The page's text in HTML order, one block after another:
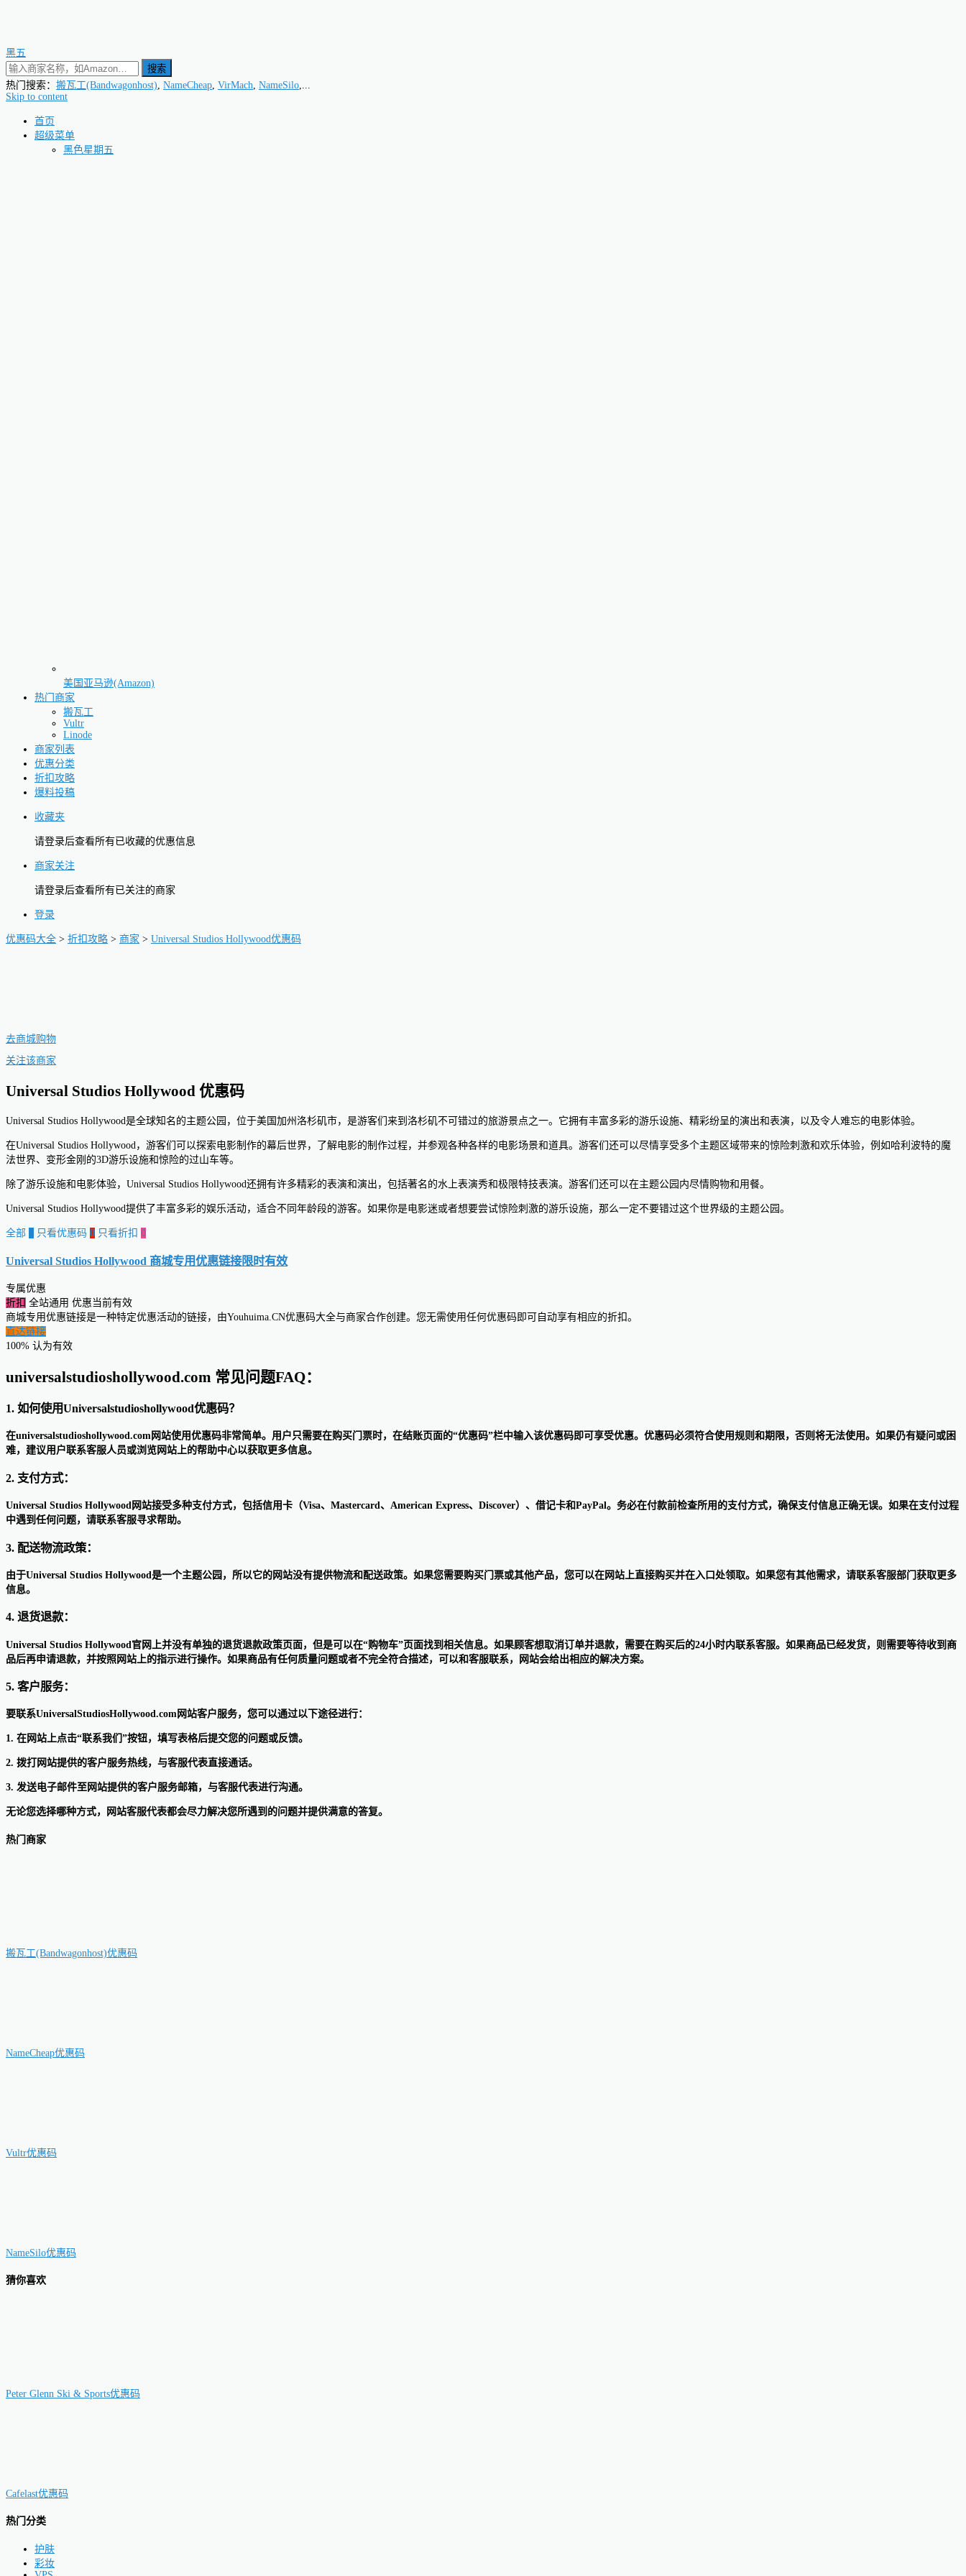
黑五
搜索
热门搜索： 搬瓦工(Bandwagonhost), NameCheap, VirMach, NameSilo,...
Skip to content
首页
超级菜单
黑色星期五
美国亚马逊(Amazon)
热门商家
搬瓦工
Vultr
Linode
商家列表
优惠分类
折扣攻略
爆料投稿
收藏夹
请登录后查看所有已收藏的优惠信息
商家关注
请登录后查看所有已关注的商家
登录
优惠码大全 > 折扣攻略 > 商家 > Universal Studios Hollywood优惠码
去商城购物
关注该商家
Universal Studios Hollywood 优惠码
Universal Studios Hollywood是全球知名的主题公园，位于美国加州洛杉矶市，是游客们来到洛杉矶不可错过的旅游景点之一。它拥有丰富多彩的游乐设施、精彩纷呈的演出和表演，以及令人难忘的电影体验。
在Universal Studios Hollywood，游客们可以探索电影制作的幕后世界，了解电影的制作过程，并参观各种各样的电影场景和道具。游客们还可以尽情享受多个主题区域带来的惊险刺激和欢乐体验，例如哈利波特的魔
法世界、变形金刚的3D游乐设施和惊险的过山车等。
除了游乐设施和电影体验，Universal Studios Hollywood还拥有许多精彩的表演和演出，包括著名的水上表演秀和极限特技表演。游客们还可以在主题公园内尽情购物和用餐。
Universal Studios Hollywood提供了丰富多彩的娱乐活动，适合不同年龄段的游客。如果你是电影迷或者想要尝试惊险刺激的游乐设施，那么一定不要错过这个世界级的主题公园。
全部 只看优惠码 0 只看折扣 0
Universal Studios Hollywood 商城专用优惠链接限时有效
专属优惠
折扣 全站通用 优惠当前有效
商城专用优惠链接是一种特定优惠活动的链接，由Youhuima.CN优惠码大全与商家合作创建。您无需使用任何优惠码即可自动享有相应的折扣。
直达链接
100% 认为有效
universalstudioshollywood.com 常见问题FAQ：
1. 如何使用Universalstudioshollywood优惠码？
在universalstudioshollywood.com网站使用优惠码非常简单。用户只需要在购买门票时，在结账页面的“优惠码”栏中输入该优惠码即可享受优惠。优惠码必须符合使用规则和期限，否则将无法使用。如果仍有疑问或困
难，建议用户联系客服人员或浏览网站上的帮助中心以获取更多信息。
2. 支付方式：
Universal Studios Hollywood网站接受多种支付方式，包括信用卡（Visa、Mastercard、American Express、Discover）、借记卡和PayPal。务必在付款前检查所用的支付方式，确保支付信息正确无误。如果在支付过程
中遇到任何问题，请联系客服寻求帮助。
3. 配送物流政策：
由于Universal Studios Hollywood是一个主题公园，所以它的网站没有提供物流和配送政策。如果您需要购买门票或其他产品，您可以在网站上直接购买并在入口处领取。如果您有其他需求，请联系客服部门获取更多
信息。
4. 退货退款：
Universal Studios Hollywood官网上并没有单独的退货退款政策页面，但是可以在“购物车”页面找到相关信息。如果顾客想取消订单并退款，需要在购买后的24小时内联系客服。如果商品已经发货，则需要等待收到商
品后再申请退款，并按照网站上的指示进行操作。如果商品有任何质量问题或者不完全符合描述，可以和客服联系，网站会给出相应的解决方案。
5. 客户服务：
要联系UniversalStudiosHollywood.com网站客户服务，您可以通过以下途径进行：
1. 在网站上点击“联系我们”按钮，填写表格后提交您的问题或反馈。
2. 拨打网站提供的客户服务热线，与客服代表直接通话。
3. 发送电子邮件至网站提供的客户服务邮箱，与客服代表进行沟通。
无论您选择哪种方式，网站客服代表都会尽力解决您所遇到的问题并提供满意的答复。
热门商家
搬瓦工(Bandwagonhost)优惠码
NameCheap优惠码
Vultr优惠码
NameSilo优惠码
猜你喜欢
Peter Glenn Ski & Sports优惠码
Cafelast优惠码
热门分类
护肤
彩妆